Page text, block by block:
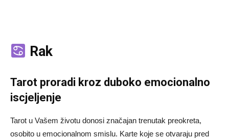
Rak
Tarot proradi kroz duboko emocionalno
iscjeljenje
Tarot u Vašem životu donosi značajan trenutak preokreta,
osobito u emocionalnom smislu. Karte koje se otvaraju pred